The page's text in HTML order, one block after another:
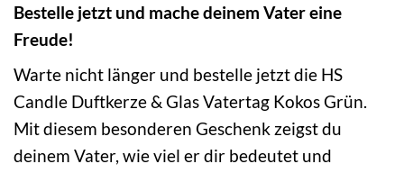
Bestelle jetzt und mache deinem Vater eine
Freude!
Warte nicht länger und bestelle jetzt die HS
Candle Duftkerze & Glas Vatertag Kokos Grün.
Mit diesem besonderen Geschenk zeigst du
deinem Vater, wie viel er dir bedeutet und